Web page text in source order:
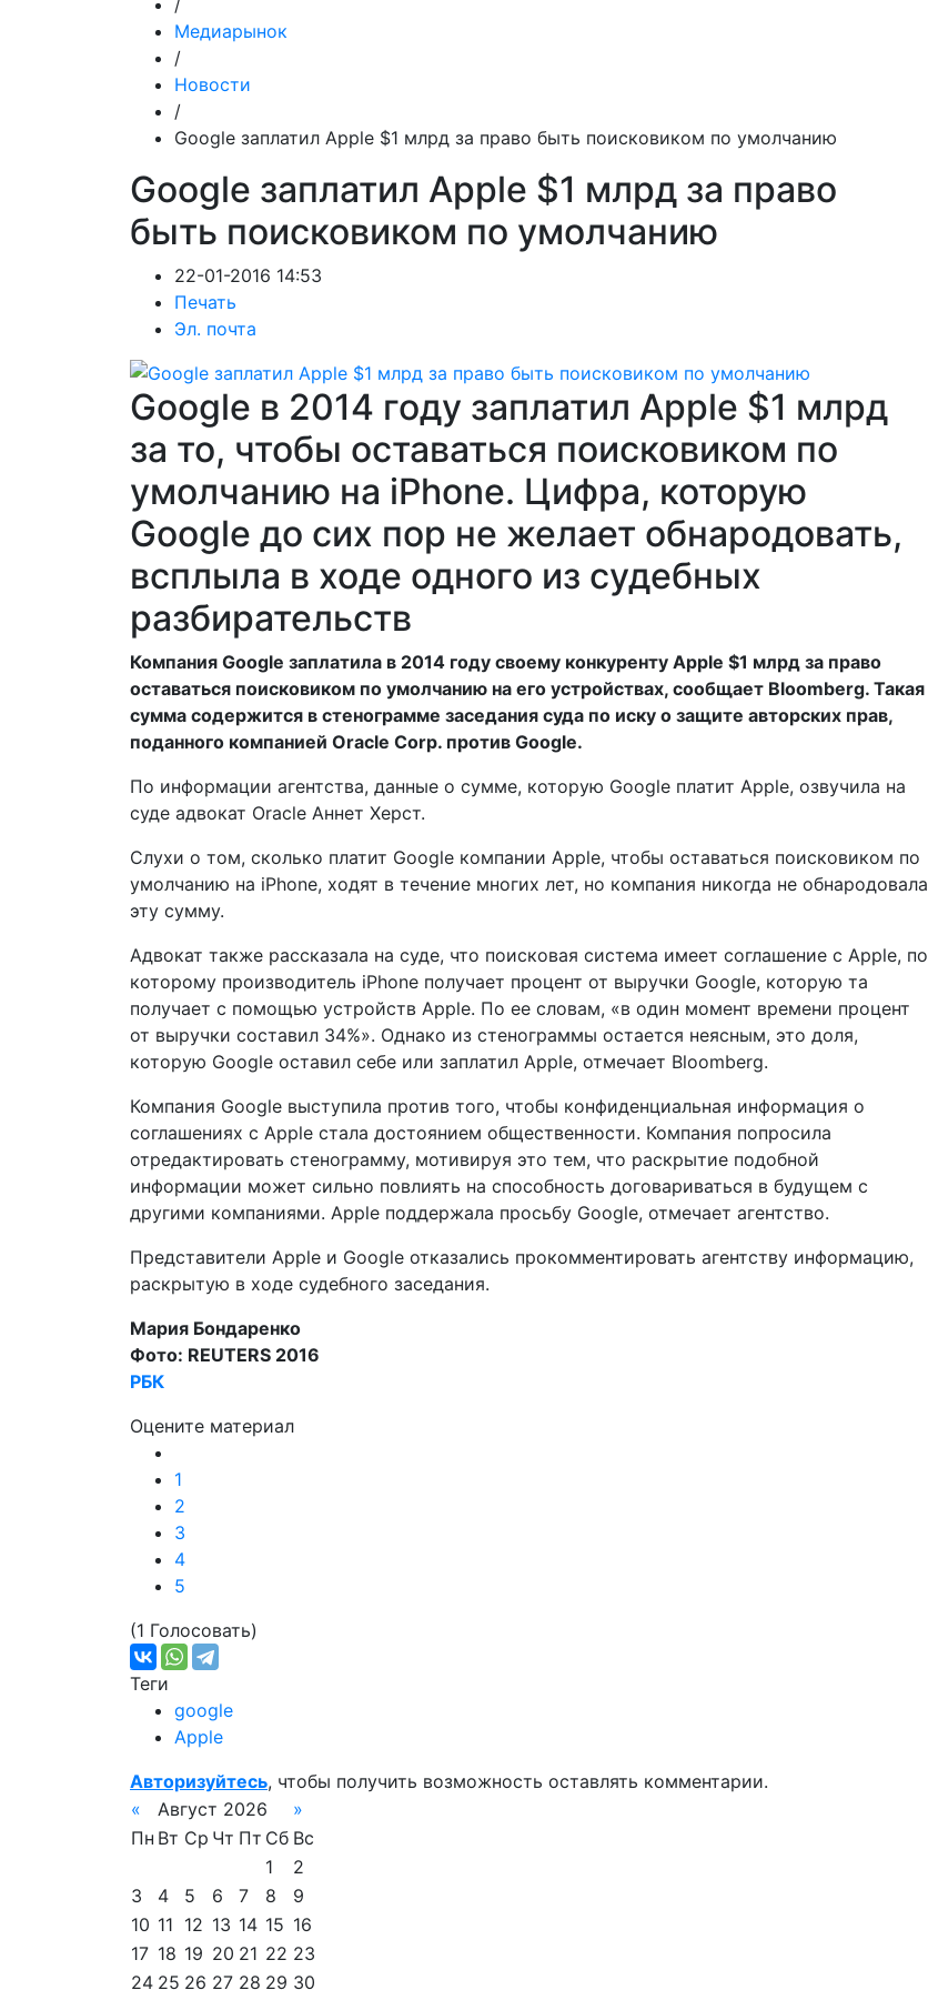
/
Медиарынок
/
Новости
/
Google заплатил Apple $1 млрд за право быть поисковиком по умолчанию
Google заплатил Apple $1 млрд за право
быть поисковиком по умолчанию
22-01-2016 14:53
Печать
Эл. почта
Google в 2014 году заплатил Apple $1 млрд
за то, чтобы оставаться поисковиком по
умолчанию на iPhone. Цифра, которую
Google до сих пор не желает обнародовать,
всплыла в ходе одного из судебных
разбирательств
Компания Google заплатила в 2014 году своему конкуренту Apple $1 млрд за право
оставаться поисковиком по умолчанию на его устройствах, сообщает Bloomberg. Такая
сумма содержится в стенограмме заседания суда по иску о защите авторских прав,
поданного компанией Oracle Corp. против Google.
По информации агентства, данные о сумме, которую Google платит Apple, озвучила на
суде адвокат Oracle Аннет Херст.
Слухи о том, сколько платит Google компании Apple, чтобы оставаться поисковиком по
умолчанию на iPhone, ходят в течение многих лет, но компания никогда не обнародовала
эту сумму.
Адвокат также рассказала на суде, что поисковая система имеет соглашение с Apple, по
которому производитель iPhone получает процент от выручки Google, которую та
получает с помощью устройств Apple. По ее словам, «в один момент времени процент
от выручки составил 34%». Однако из стенограммы остается неясным, это доля,
которую Google оставил себе или заплатил Apple, отмечает Bloomberg.
Компания Google выступила против того, чтобы конфиденциальная информация о
соглашениях с Apple стала достоянием общественности. Компания попросила
отредактировать стенограмму, мотивируя это тем, что раскрытие подобной
информации может сильно повлиять на способность договариваться в будущем с
другими компаниями. Apple поддержала просьбу Google, отмечает агентство.
Представители Apple и Google отказались прокомментировать агентству информацию,
раскрытую в ходе судебного заседания.
Мария Бондаренко
Фото: REUTERS 2016
РБК
Оцените материал
1
2
3
4
5
(1 Голосовать)
Теги
google
Apple
Авторизуйтесь, чтобы получить возможность оставлять комментарии.
«
Август 2026
»
Пн Вт Ср Чт Пт Сб Вс
1
2
3
4 5 6 7 8
9
10 11 12 13 14 15 16
17 18 19 20 21 22 23
24 25 26 27 28 29 30